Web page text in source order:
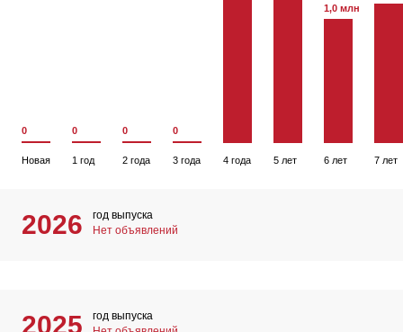
0
Новая
0
1 год
0
2 года
0
3 года 4 года 5 лет
1,0 млн
6 лет 7 лет
2026
год выпуска
Нет объявлений
2025
год выпуска